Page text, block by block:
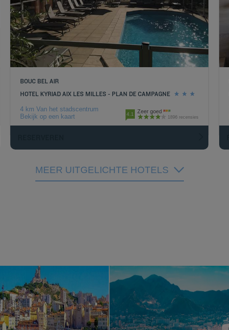
BOUC BEL AIR
HOTEL KYRIAD AIX LES MILLES - PLAN DE CAMPAGNE
4 km Van het stadscentrum
Bekijk op een kaart
4.1 Zeer goed
1896 recensies
MEER UITGELICHTE HOTELS